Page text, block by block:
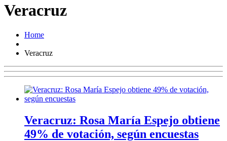
Veracruz
Home
Veracruz
Veracruz: Rosa María Espejo obtiene
49% de votación, según encuestas